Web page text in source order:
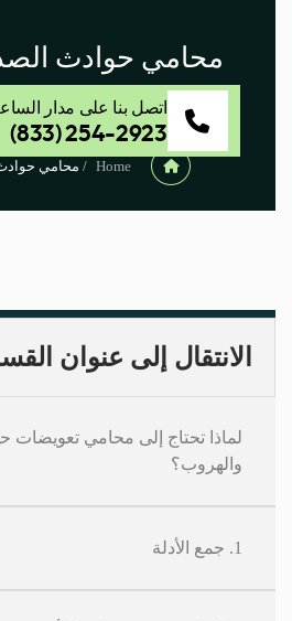
محامي حوادث
اتصل بنا على مدار
(833) 254-2923
Home
/ محامي
الانتقال إلى عنوان
لماذا تحتاج إلى محامي تعويضات
والهروب؟
1. جمع الأدلة